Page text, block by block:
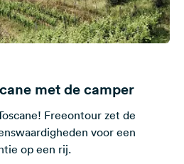
met de camper
Freeontour zet de
voor een
op een rij.